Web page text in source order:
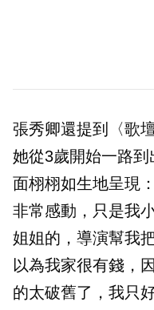
張秀卿還提到〈歌
她從3歲開始一路
面栩栩如生地呈現
非常感動，只是我
姐姐的，導演幫我
以為我家很有錢，
的太破舊了，我只